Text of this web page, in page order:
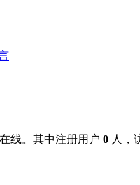
线。其中注册用户 0 人，